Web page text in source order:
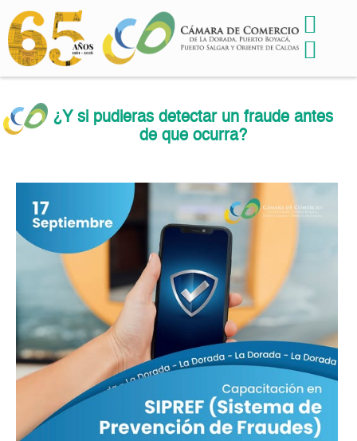
¿Y si pudieras detectar un fraude antes
de que ocurra?